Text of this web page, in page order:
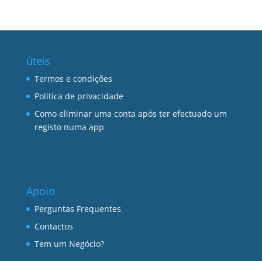
úteis
Termos e condições
Politica de privacidade
Como eliminar uma conta após ter efectuado um
registo numa app
Apoio
Perguntas Frequentes
Contactos
Tem um Negócio?